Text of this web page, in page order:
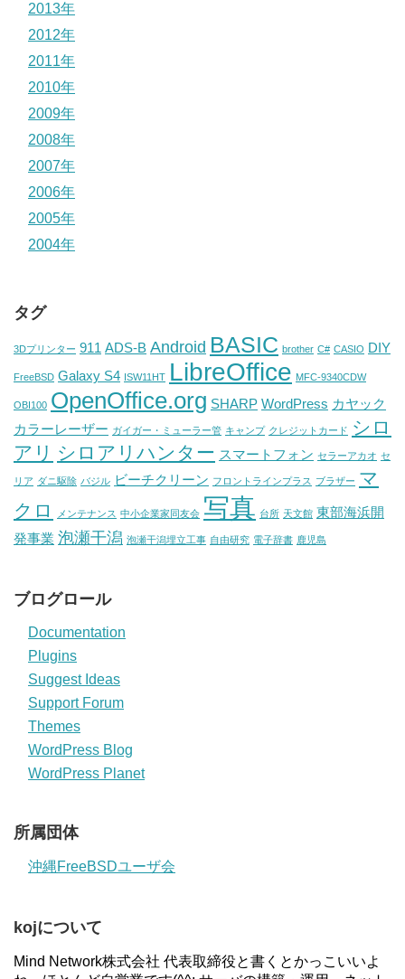
2013年
2012年
2011年
2010年
2009年
2008年
2007年
2006年
2005年
2004年
タグ
3Dプリンター 911 ADS-B Android BASIC brother C# CASIO DIY
FreeBSD Galaxy S4 ISW11HT LibreOffice MFC-9340CDW
OBI100 OpenOffice.org SHARP WordPress カヤック
カラーレーザー ガイガー・ミューラー管 キャンプ クレジットカード シロ
アリ シロアリハンター スマートフォン セラーアカオ セ
リア ダニ駆除 バジル ビーチクリーン フロントラインプラス ブラザー マ
クロ
メンテナンス 中小企業家同友会 写真 台所 天文館 東部海浜開
発事業 泡瀬干潟 泡瀬干潟埋立工事 自由研究 電子辞書 鹿児島
ブログロール
Documentation
Plugins
Suggest Ideas
Support Forum
Themes
WordPress Blog
WordPress Planet
所属団体
沖縄FreeBSDユーザ会
kojについて
Mind Network株式会社 代表取締役と書くとかっこいいよ